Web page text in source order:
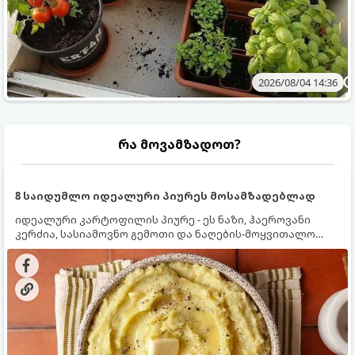
2026/08/04 14:36
რა მოვამზადოთ?
8 საიდუმლო იდეალური პიურეს მოსამზადებლად
იდეალური კარტოფილის პიურე - ეს ნაზი, ჰაეროვანი
კერძია, სასიამოვნო გემოთი და ნაღების-მოყვითალო
ფერით. მისი მომზადება ძალიან მარტივია, მაგრამ
არსებობს რამდენიმე საიდუმლო, რომლებიც უნდა
იცოდეთ, რომ პიურე იდეალურად გემრიელი გამოვიდეს.